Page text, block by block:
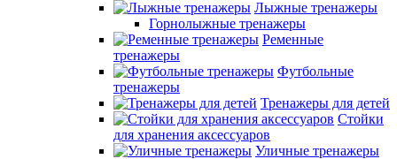
Лыжные тренажеры
Горнолыжные тренажеры
Ременные
тренажеры
Футбольные
тренажеры
Тренажеры для детей
Стойки
для хранения аксессуаров
Уличные тренажеры